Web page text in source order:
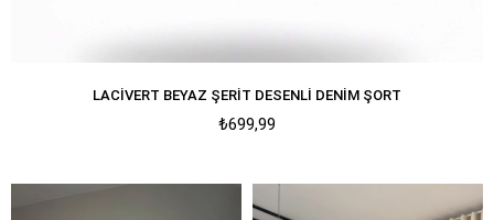
LACIVERT BEYAZ ŞERIT DESENLI DENIM ŞORT
₺699,99